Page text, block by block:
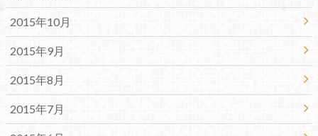
2015年10月
2015年9月
2015年8月
2015年7月